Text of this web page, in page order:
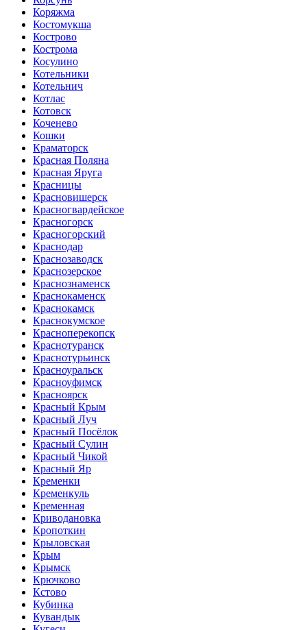
Коряжма
Костомукша
Кострово
Кострома
Косулино
Котельники
Котельнич
Котлас
Котовск
Коченево
Кошки
Краматорск
Красная Поляна
Красная Яруга
Красницы
Красновишерск
Красногвардейское
Красногорск
Красногорский
Краснодар
Краснозаводск
Краснозерское
Краснознаменск
Краснокаменск
Краснокамск
Краснокумское
Красноперекопск
Краснотуранск
Краснотурьинск
Красноуральск
Красноуфимск
Красноярск
Красный Крым
Красный Луч
Красный Посёлок
Красный Сулин
Красный Чикой
Красный Яр
Кременки
Кременкуль
Кременная
Криводановка
Кропоткин
Крыловская
Крым
Крымск
Крючково
Кстово
Кубинка
Кувандык